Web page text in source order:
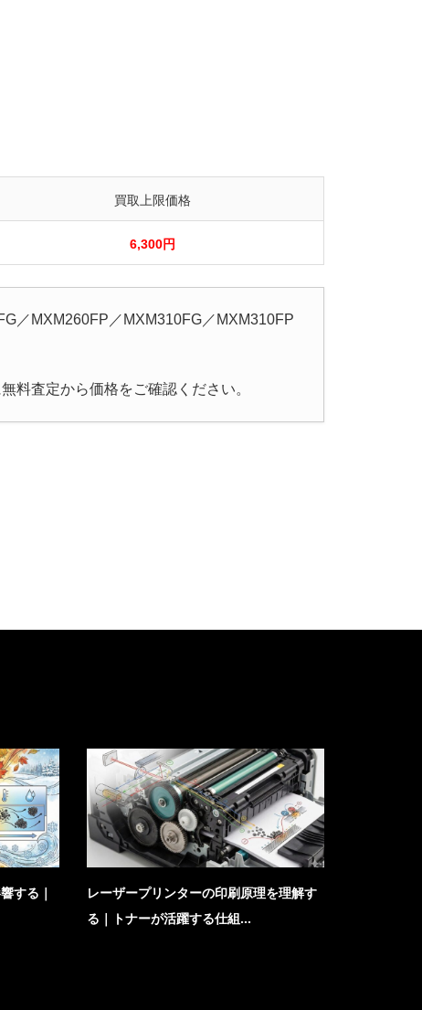
買取上限価格
6,300円
／MXM260FP／MXM310FG／MXM310FP
料査定から価格をご確認ください。
する｜
レーザープリンターの印刷原理を理解す
る｜トナーが活躍する仕組...